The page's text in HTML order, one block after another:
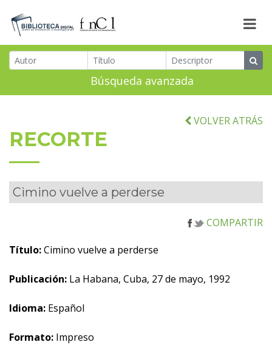
Búsqueda avanzada
VOLVER ATRÁS
RECORTE
Cimino vuelve a perderse
COMPARTIR
Título:Cimino vuelve a perderse
Publicación: La Habana, Cuba, 27 de mayo, 1992
Idioma: Español
Formato: Impreso